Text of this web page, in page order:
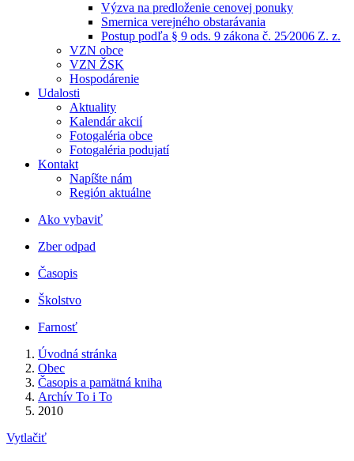
Výzva na predloženie cenovej ponuky
Smernica verejného obstarávania
Postup podľa § 9 ods. 9 zákona č. 25⁄2006 Z. z.
VZN obce
VZN ŽSK
Hospodárenie
Udalosti
Aktuality
Kalendár akcií
Fotogaléria obce
Fotogaléria podujatí
Kontakt
Napíšte nám
Región aktuálne
Ako vybaviť
Zber odpad
Časopis
Školstvo
Farnosť
Úvodná stránka
Obec
Časopis a pamätná kniha
Archív To i To
2010
Vytlačiť